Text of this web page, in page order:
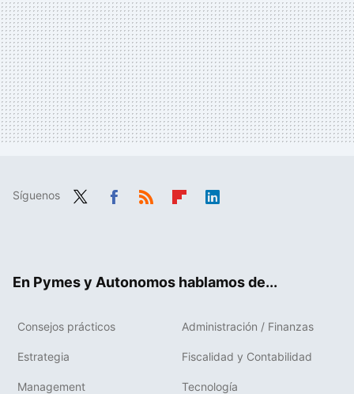
Síguenos
En Pymes y Autonomos hablamos de...
Consejos prácticos Administración / Finanzas
Estrategia Fiscalidad y Contabilidad
Management Tecnología